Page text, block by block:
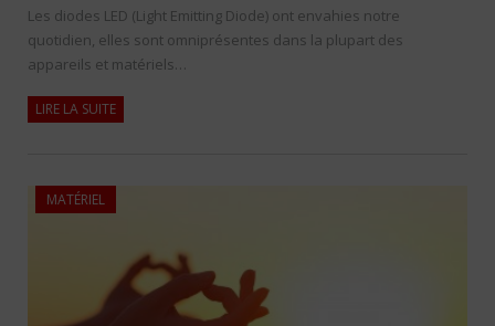
Les diodes LED (Light Emitting Diode) ont envahies notre
quotidien, elles sont omniprésentes dans la plupart des
appareils et matériels…
LIRE LA SUITE
MATÉRIEL